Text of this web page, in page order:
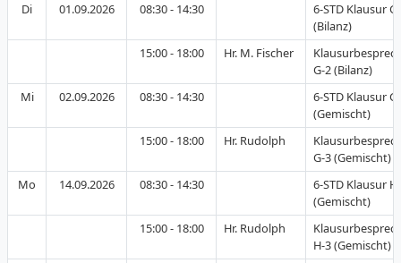
Di
01.09.2026 08:30 - 14:30
6-STD Klausur
(Bilanz)
15:00 - 18:00
Hr. M. Fischer
G-2 (Bilanz)
Mi
02.09.2026 08:30 - 14:30
6-STD Klausur
(Gemischt)
15:00 - 18:00
Hr. Rudolph
G-3 (Gemischt)
Mo
14.09.2026 08:30 - 14:30
6-STD Klausur
(Gemischt)
15:00 - 18:00
Hr. Rudolph
H-3 (Gemischt)